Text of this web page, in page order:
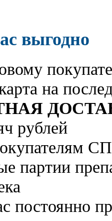
выгодно
на
рублей
партии
постоянно